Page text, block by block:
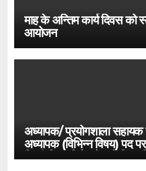
माह के अन्तिम कार्य दिवस को
आयोजन
अध्यापक/ प्रयोगशाला सहायक
अध्यापक (विभिन्न विषय) पद
किसी विषय विशेष में